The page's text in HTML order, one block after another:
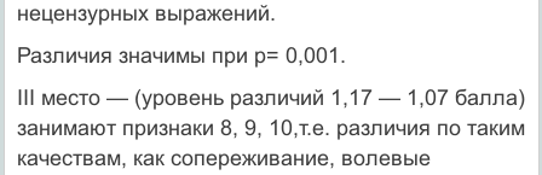
нецензурных выражений.
Различия значимы при p= 0,001.
III место — (уровень различий 1,17 — 1,07 балла)
занимают признаки 8, 9, 10,т.е. различия по таким
качествам, как сопереживание, волевые